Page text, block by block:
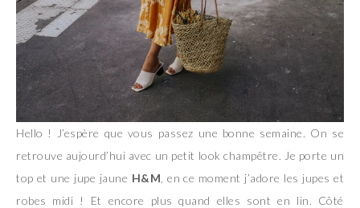
Hello ! J’espère que vous passez une bonne semaine. On se
retrouve aujourd’hui avec un petit look champêtre. Je porte un
top et une jupe jaune H&M , en ce moment j’adore les jupes et
robes midi ! Et encore plus quand elles sont en lin. Côté